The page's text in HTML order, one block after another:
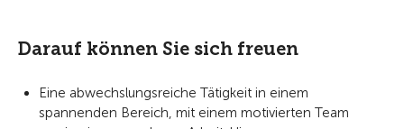
Darauf können Sie sich freuen
Eine abwechslungsreiche Tätigkeit in einem
spannenden Bereich, mit einem motivierten Team